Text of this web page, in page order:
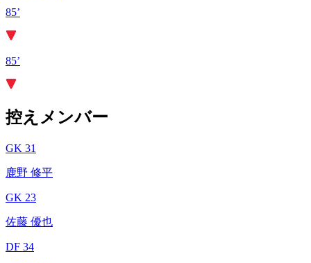
85’
85’
控えメンバー
GK 31
鹿野 修平
GK 23
佐藤 優也
DF 34